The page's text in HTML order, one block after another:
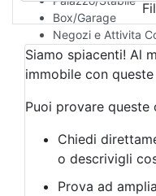
Box/Garage
Negozi e Attivita
Qualsiasi
Attività/Licenza
Azienda Agricola
Bar/Ristorante
Albergo
Laboratorio
Negozio/locale
Agriturismo
Siamo spiacenti! Al
immobile con
Puoi provare queste
Chiedi
o descrivigli
Prova ad